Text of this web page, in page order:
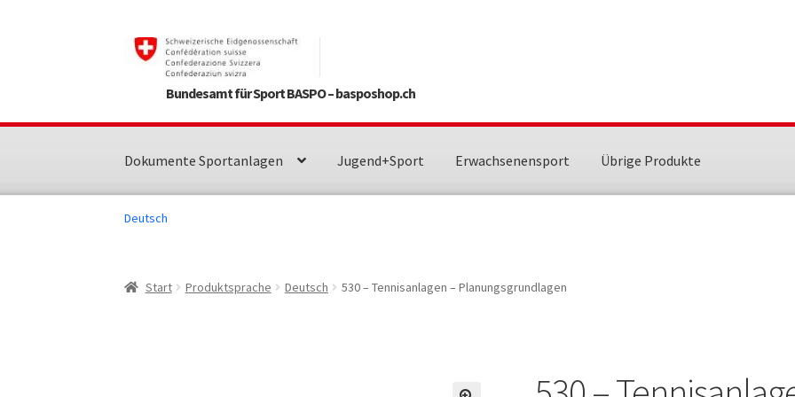
Zur
Navigation
springen
Zum
springenBundesamt für Sport BASPO – basposhop.ch
Dokumente Sportanlagen Jugend+Sport Erwachsenensport Übrige Produkte
Deutsch
Start Produktsprache Deutsch 530 – Tennisanlagen – Planungsgrundlagen